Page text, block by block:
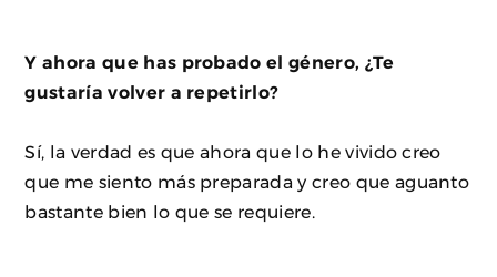
Y ahora que has probado el género, ¿Te
gustaría volver a repetirlo?
Sí, la verdad es que ahora que lo he vivido creo
que me siento más preparada y creo que aguanto
bastante bien lo que se requiere.